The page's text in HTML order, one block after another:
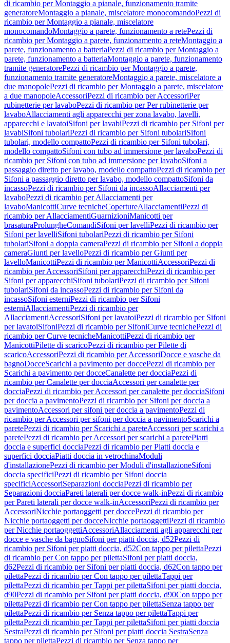
di ricambio per Montaggio a pianale, funzionamento tramite
generatoreMontaggio a pianale, miscelatore monocomandoPezzi di
ricambio per Montaggio a pianale, miscelatore
monocomandoMontaggio a parete, funzionamento a retePezzi di
ricambio per Montaggio a parete, funzionamento a reteMontaggio a
parete, funzionamento a batteriaPezzi di ricambio per Montaggio a
parete, funzionamento a batteriaMontaggio a parete, funzionamento
tramite generatorePezzi di ricambio per Montaggio a parete,
funzionamento tramite generatoreMontaggio a parete, miscelatore a
due manopolePezzi di ricambio per Montaggio a parete, miscelatore
a due manopoleAccessoriPezzi di ricambio per AccessoriPer
rubinetterie per lavaboPezzi di ricambio per Per rubinetterie per
lavaboAllacciamenti agli apparecchi per zona lavabo, lavelli,
apparecchi e lavatoiSifoni per lavabiPezzi di ricambio per Sifoni per
lavabiSifoni tubolariPezzi di ricambio per Sifoni tubolariSifoni
tubolari, modello compattoPezzi di ricambio per Sifoni tubolari,
modello compattoSifoni con tubo ad immersione per lavaboPezzi di
ricambio per Sifoni con tubo ad immersione per lavaboSifoni a
passaggio diretto per lavabo, modello compattoPezzi di ricambio per
Sifoni a passaggio diretto per lavabo, modello compattoSifoni da
incassoPezzi di ricambio per Sifoni da incassoAllacciamenti per
lavaboPezzi di ricambio per Allacciamenti per
lavaboManicottiCurve tecnicheCopertureAllacciamentiPezzi di
ricambio per AllacciamentiGuarnizioniManicotti per
brasaturaProlungheComandiSifoni per lavelliPezzi di ricambio per
Sifoni per lavelliSifoni tubolariPezzi di ricambio per Sifoni
tubolariSifoni a doppia cameraPezzi di ricambio per Sifoni a doppia
cameraGiunti per lavelloPezzi di ricambio per Giunti per
lavelloManicottiPezzi di ricambio per ManicottiAccessoriPezzi di
ricambio per AccessoriSifoni per apparecchiPezzi di ricambio per
Sifoni per apparecchiSifoni tubolariPezzi di ricambio per Sifoni
tubolariSifoni da incassoPezzi di ricambio per Sifoni da
incassoSifoni esterniPezzi di ricambio per Sifoni
esterniAllacciamentiPezzi di ricambio per
AllacciamentiAccessoriSifoni per lavatoiPezzi di ricambio per Sifoni
per lavatoiSifoniPezzi di ricambio per SifoniCurve tecnichePezzi di
ricambio per Curve tecnicheManicottiPezzi di ricambio per
ManicottiPilette di scaricoPezzi di ricambio per Pilette di
scaricoAccessoriPezzi di ricambio per AccessoriDocce e vasche da
bagnoDocceScarichi a pavimento per doccePezzi di ricambio per
Scarichi a pavimento per docceCanalette per docciaPezzi di
ricambio per Canalette per docciaAccessori per canalette per
docciaPezzi di ricambio per Accessori per canalette per docciaSifoni
per doccia a pavimentoPezzi di ricambio per Sifoni per doccia a
pavimentoAccessori per sifoni per doccia a pavimentoPezzi di
ricambio per Accessori per sifoni per doccia a pavimentoScarichi a
paretePezzi di ricambio per Scarichi a pareteAccessori per scarichi a
paretePezzi di ricambio per Accessori per scarichi a paretePiatti
doccia e superfici docciaPezzi di ricambio per Piatti doccia e
superfici docciaPiatti doccia in vetrochinaModuli
d'installazionePezzi di ricambio per Moduli d'installazioneSifoni
doccia specificiPezzi di ricambio per Sifoni doccia
specificiAccessoriSeparazioni docciaPezzi di ricambio per
Separazioni docciaPareti laterali per docce walk-inPezzi di ricambio
per Pareti laterali per docce walk-inAccessoriPezzi di ricambio per
AccessoriNicchie portaoggetti per doccePezzi di ricambio per
Nicchie portaoggetti per docceNicchie portaoggettiPezzi di ricambio
per Nicchie portaoggettiAccessoriAllacciamenti agli apparecchi per
docce e vasche da bagnoSifoni per piatti doccia, d52Pezzi di
ricambio per Sifoni per piatti doccia, d52Con tappo per pilettaPezzi
di ricambio per Con tappo per pilettaSifoni per piatti doccia,
d62Pezzi di ricambio per Sifoni per piatti doccia, d62Con tappo per
pilettaPezzi di ricambio per Con tappo per pilettaTappi per
pilettaPezzi di ricambio per Tappi per pilettaSifoni per piatti doccia,
d90Pezzi di ricambio per Sifoni per piatti doccia, d90Con tappo per
pilettaPezzi di ricambio per Con tappo per pilettaSenza tappo per
pilettaPezzi di ricambio per Senza tappo per pilettaTappi per
pilettaPezzi di ricambio per Tappi per pilettaSifoni per piatti doccia
SestraPezzi di ricambio per Sifoni per piatti doccia SestraSenza
tappo per pilettaPezzi di ricambio per Senza tappo per